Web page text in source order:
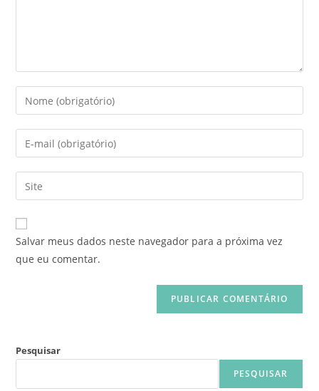
Salvar meus dados neste navegador para a próxima vez
que eu comentar.
Pesquisar
PESQUISAR